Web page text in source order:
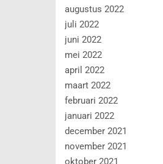
augustus 2022
juli 2022
juni 2022
mei 2022
april 2022
maart 2022
februari 2022
januari 2022
december 2021
november 2021
oktober 2021